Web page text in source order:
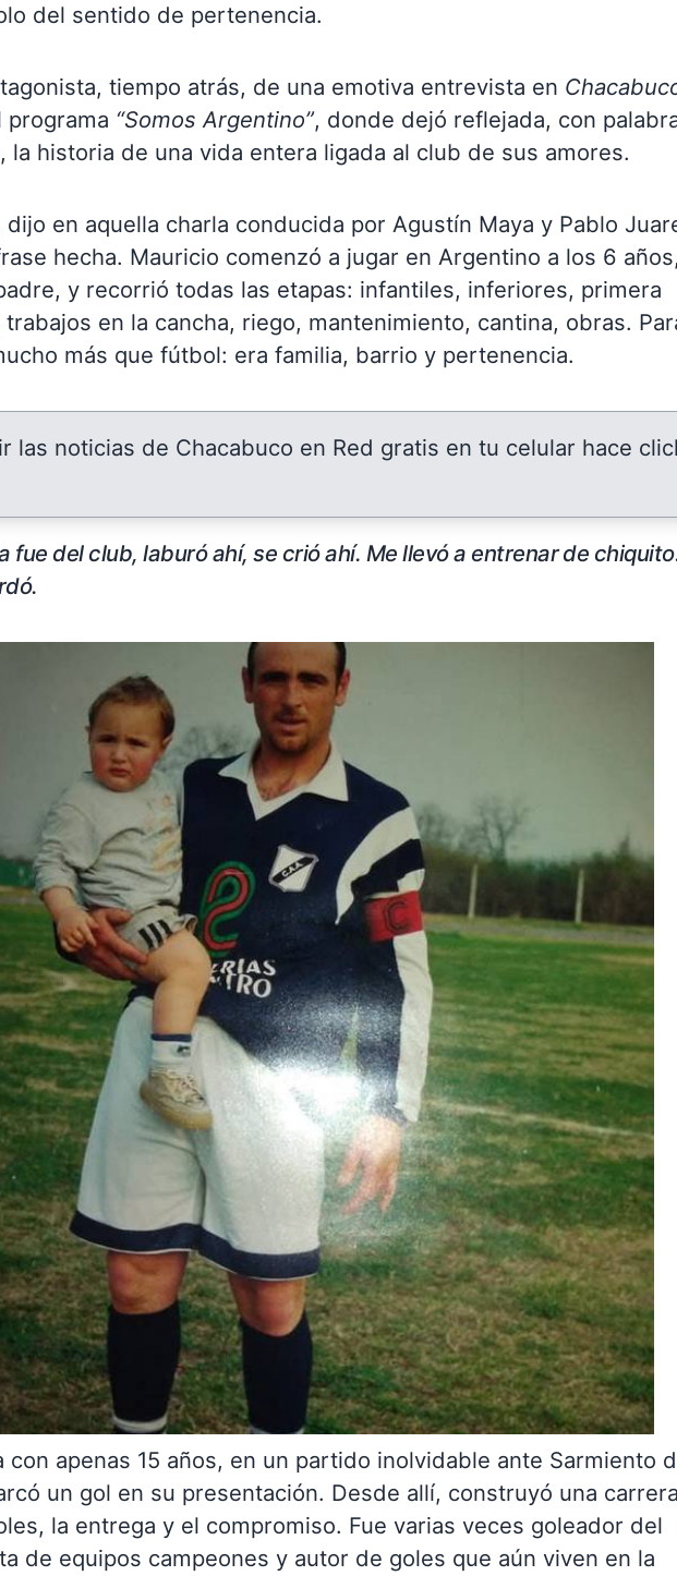
del sentido de pertenencia.
tiempo atrás, de una emotiva entrevista en
programa “Somos Argentino”, donde dejó reflejada, con
la historia de una vida entera ligada al club de sus amores.
dijo en aquella charla conducida por Agustín Maya y Pablo
hecha. Mauricio comenzó a jugar en Argentino a los 6
y recorrió todas las etapas: infantiles, inferiores, primera
en la cancha, riego, mantenimiento, cantina, obras.
más que fútbol: era familia, barrio y pertenencia.
las noticias de Chacabuco en Red gratis en tu celular hace
fue del club, laburó ahí, se crió ahí. Me llevó a entrenar de
con apenas 15 años, en un partido inolvidable ante Sarmiento
un gol en su presentación. Desde allí, construyó una
la entrega y el compromiso. Fue varias veces goleador del
de equipos campeones y autor de goles que aún viven en la